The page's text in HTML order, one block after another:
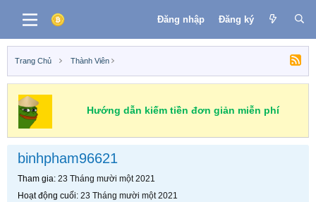
Đăng nhập Đăng ký
Trang Chủ Thành Viên
Hướng dẫn kiếm tiền đơn giản miễn phí
binhpham96621
Tham gia 23 Tháng mười một 2021
Hoạt động cuối 23 Tháng mười một 2021